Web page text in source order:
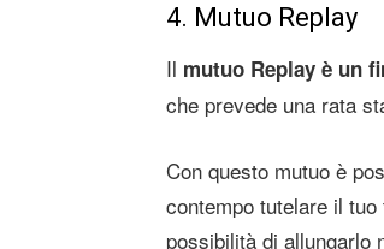
4. Mutuo Replay
Il mutuo Replay è un
che prevede una rata
Con questo mutuo è
contempo tutelare il
possibilità di allungarlo